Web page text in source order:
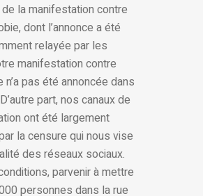
de la manifestation contre
dont l’annonce a été
relayée par les
manifestation contre
n’a pas été annoncée dans
part, nos canaux de
ont été largement
la censure qui nous vise
des réseaux sociaux.
parvenir à mettre
personnes dans la rue